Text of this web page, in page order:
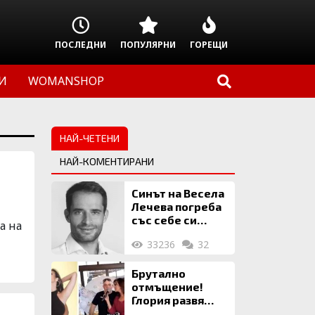
ПОСЛЕДНИ ПОПУЛЯРНИ ГОРЕЩИ
WOMANSHOP
на
НАЙ-ЧЕТЕНИ
НАЙ-КОМЕНТИРАНИ
Синът на Весела
Лечева погреба
със себе си
млн. евро
33236 32
Брутално
отмъщение!
Глория развя